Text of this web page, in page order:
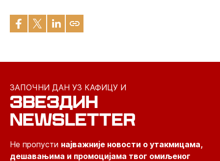
ЗАПОЧНИ ДАН УЗ КАФИЦУ И
ЗВЕЗДИН
NEWSLETTER
Не пропусти најважније новости о утакмицама,
дешавањима и промоцијама твог омиљеног